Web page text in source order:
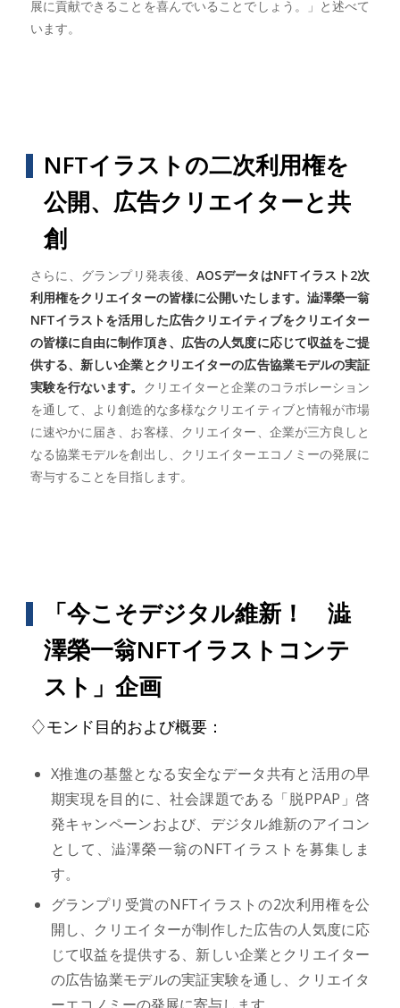
展に貢献できることを喜んでいることでしょう。」と述べて
います。
NFTイラストの二次利用権を
公開、広告クリエイターと共
創
さらに、グランプリ発表後、AOSデータはNFTイラスト2次
利用権をクリエイターの皆様に公開いたします。澁澤榮一翁
NFTイラストを活用した広告クリエイティブをクリエイター
の皆様に自由に制作頂き、広告の人気度に応じて収益をご提
供する、新しい企業とクリエイターの広告協業モデルの実証
実験を行ないます。 クリエイターと企業のコラボレーション
を通して、より創造的な多様なクリエイティブと情報が市場
に速やかに届き、お客様、クリエイター、企業が三方良しと
なる協業モデルを創出し、クリエイターエコノミーの発展に
寄与することを目指します。
「今こそデジタル維新！ 澁
澤榮一翁NFTイラストコンテ
スト」企画
♢モンド目的および概要：
X推進の基盤となる安全なデータ共有と活用の早
期実現を目的に、社会課題である「脱PPAP」啓
発キャンペーンおよび、デジタル維新のアイコン
として、澁澤榮一翁のNFTイラストを募集しま
す。
グランプリ受賞のNFTイラストの2次利用権を公
開し、クリエイターが制作した広告の人気度に応
じて収益を提供する、新しい企業とクリエイター
の広告協業モデルの実証実験を通し、クリエイタ
ーエコノミーの発展に寄与します。